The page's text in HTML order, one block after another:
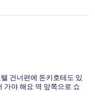
건너편에 돈키호테도 있
가야 해요 역 앞쪽으로 쇼